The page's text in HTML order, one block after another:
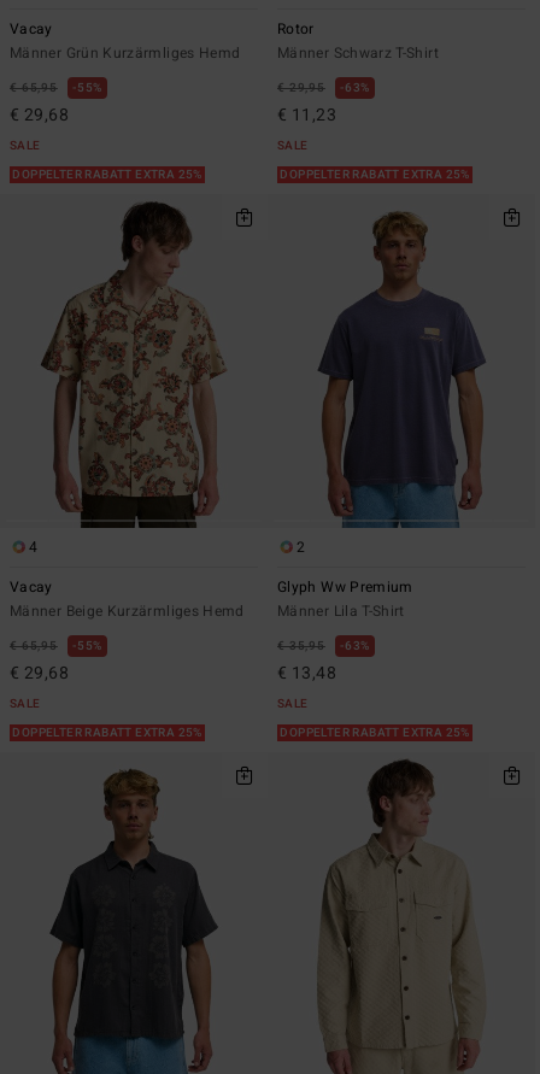
Vacay
Männer Grün Kurzärmliges Hemd
€ 65,95 55%
€ 29,68
SALE
DOPPELTER RABATT EXTRA 25%
Rotor
Männer Schwarz T-Shirt
€ 29,95 63%
€ 11,23
SALE
DOPPELTER RABATT EXTRA 25%
4
Vacay
Männer Beige Kurzärmliges Hemd
€ 65,95 55%
€ 29,68
SALE
DOPPELTER RABATT EXTRA 25%
2
Glyph Ww Premium
Männer Lila T-Shirt
€ 35,95 63%
€ 13,48
SALE
DOPPELTER RABATT EXTRA 25%